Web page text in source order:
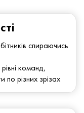
спираючись
команд,
по різних зрізах